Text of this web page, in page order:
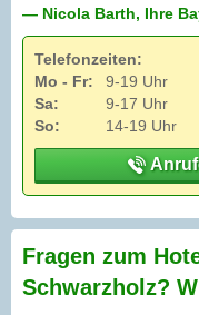
— Nicola Barth, Ihre
Telefonzeiten:
Mo - Fr:
9-19 Uhr
Sa:
9-17 Uhr
So:
14-19 Uhr
Fragen zum
Schwarzholz?